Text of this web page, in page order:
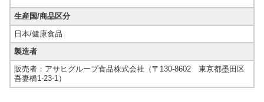
生産国/商品区分
日本/健康食品
製造者
販売者：アサヒグループ食品株式会社（〒130-8602 東京都墨田区
吾妻橋1-23-1）